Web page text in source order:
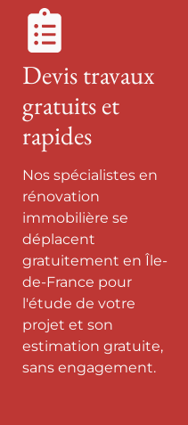
Devis travaux
gratuits et
rapides
Nos spécialistes en
rénovation
immobilière se
déplacent
gratuitement en Île-
de-France pour
l'étude de votre
projet et son
estimation gratuite,
sans engagement.